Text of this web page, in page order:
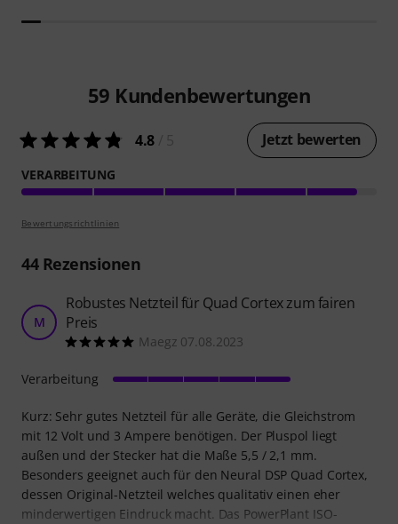
59 Kundenbewertungen
4.8 Jetzt bewerten
VERARBEITUNG
Bewertungsrichtlinien
44Rezensionen
M
Robustes Netzteil für Quad Cortex zum fairen
Preis
Maegz 07.08.2023
Kurz: Sehr gutes Netzteil für alle Geräte, die Gleichstrom
mit 12 Volt und 3 Ampere benötigen. Der Pluspol liegt
außen und der Stecker hat die Maße 5,5 / 2,1 mm.
Besonders geeignet auch für den Neural DSP Quad Cortex,
dessen Original-Netzteil welches qualitativ einen eher
minderwertigen Eindruck macht. Das PowerPlant ISO-
Verarbeitung